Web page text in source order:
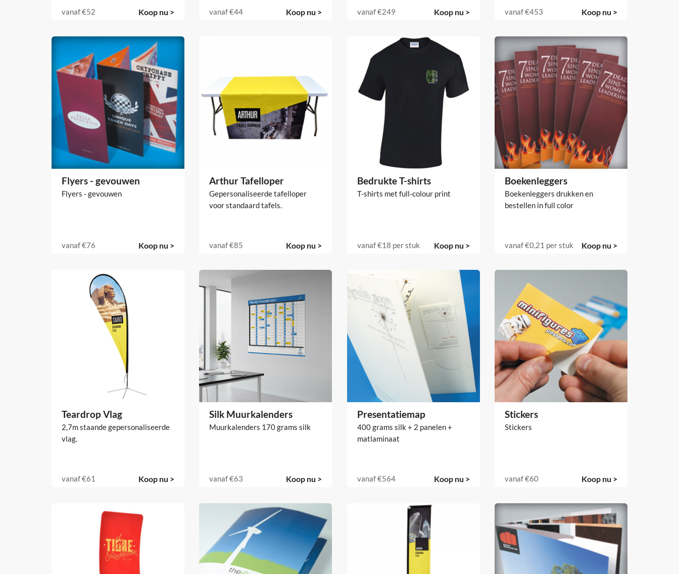
vanaf€52 Koop nu > vanaf€44 Koop nu > vanaf€249 Koop nu > vanaf€453 Koop nu >
Flyers - gevouwen
Flyers - gevouwen
vanaf€76 Koop nu >
Arthur Tafelloper
Gepersonaliseerde tafelloper
voor standaard tafels.
vanaf€85 Koop nu >
Bedrukte T-shirts
T-shirts met full-colour print
vanaf€18 per stuk Koop nu >
Boekenleggers
Boekenleggers drukken en
bestellen in full color
vanaf€0,21 per stuk Koop nu >
Teardrop Vlag
2,7m staande gepersonaliseerde
vlag.
vanaf€61 Koop nu >
Silk Muurkalenders
Muurkalenders 170 grams silk
vanaf€63 Koop nu >
Presentatiemap
400 grams silk + 2 panelen +
matlaminaat
vanaf€564 Koop nu >
Stickers
Stickers
vanaf€60 Koop nu >